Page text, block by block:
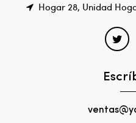
Hogar 28, Unidad